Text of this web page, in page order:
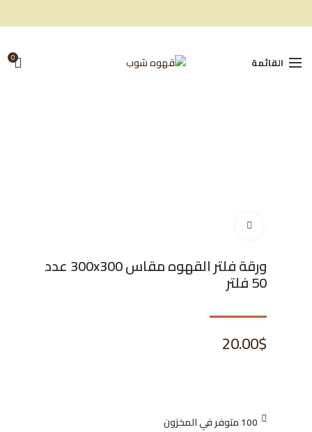
القائمة 0
ورقة فلتر القهوه مقاس 300x300 عدد
50 فلتر
20.00$
100 متوفر في المخزون